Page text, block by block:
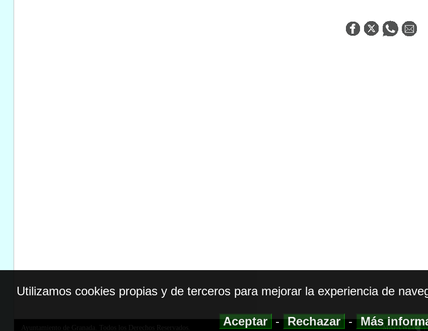
Ayuntamiento de Granada. Todos los Derechos Reservados. MAPA WEB|
Utilizamos cookies propias y de terceros para mejorar la experiencia de
Aceptar-Rechazar-Más